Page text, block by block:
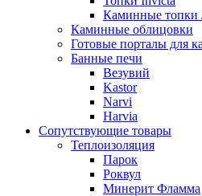
Каминные топки
Каминные облицовки
Готовые порталы для
Банные печи
Везувий
Kastor
Narvi
Harvia
Сопутствующие товары
Теплоизоляция
Парок
Роквул
Минерит Фламма